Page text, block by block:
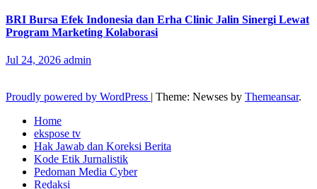
BRI Bursa Efek Indonesia dan Erha Clinic Jalin Sinergi Lewat
Program Marketing Kolaborasi
Jul 24, 2026 admin
Proudly powered by WordPress | Theme: Newses by Themeansar.
Home
ekspose tv
Hak Jawab dan Koreksi Berita
Kode Etik Jurnalistik
Pedoman Media Cyber
Redaksi